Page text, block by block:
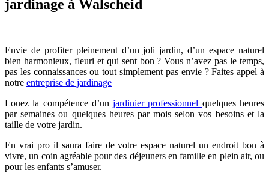
jardinage à Walscheid
Envie de profiter pleinement d’un joli jardin, d’un espace naturel
bien harmonieux, fleuri et qui sent bon ? Vous n’avez pas le temps,
pas les connaissances ou tout simplement pas envie ? Faites appel à
notre entreprise de jardinage
Louez la compétence d’unjardinier professionnel quelques heures
par semaines ou quelques heures par mois selon vos besoins et la
taille de votre jardin.
En vrai pro il saura faire de votre espace naturel un endroit bon à
vivre, un coin agréable pour des déjeuners en famille en plein air, ou
pour les enfants s’amuser.